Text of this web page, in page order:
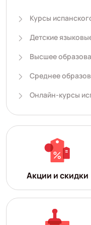
Курсы
Детские
Высшее
Среднее
Онлайн-курсы
Акции и скидки